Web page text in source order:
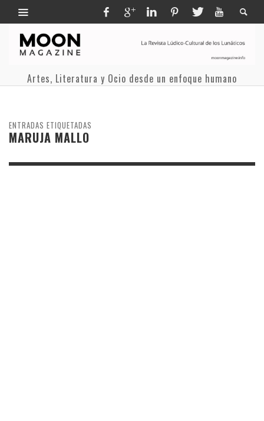
Artes, Literatura y Ocio desde un enfoque humano
ENTRADAS ETIQUETADAS
MARUJA MALLO